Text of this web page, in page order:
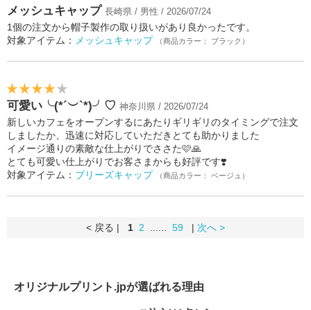
メッシュキャップ 長崎県 / 男性 / 2026/07/24
1個の注文から帽子製作の取り扱いがあり良かったです。
対象アイテム：
メッシュキャップ （商品カラー： ブラック）
可愛い╰(*´︶`*)╯♡ 神奈川県 / 2026/07/24
新しいカフェをオープンするにあたりギリギリのタイミングで注文
しましたか、迅速に対応していただきとても助かりました
イメージ通りの素敵な仕上がりでささた🩷🙏
とても可愛い仕上がりでお客さまからも好評です❣️
対象アイテム： ブリーズキャップ （商品カラー： ベージュ）
< 戻る | 1 2 59 | 次へ >
オリジナルプリント.jpが選ばれる理由